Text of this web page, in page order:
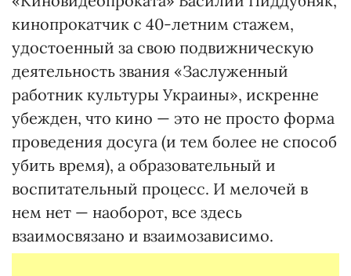
кинопрокатчик с 40-летним стажем,
удостоенный за свою подвижническую
деятельность звания «Заслуженный
работник культуры Украины», искренне
убежден, что кино — это не просто форма
проведения досуга (и тем более не способ
убить время), а образовательный и
воспитательный процесс. И мелочей в
нем нет — наоборот, все здесь
взаимосвязано и взаимозависимо.